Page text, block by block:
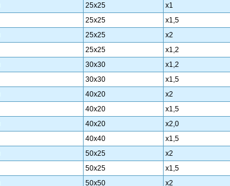
25х25 х1
25х25 х1,5
25х25 х2
25х25 х1,2
30х30 х1,2
30х30 х1,5
40х20 х2
40х20 х1,5
40х20 х2,0
40х40 х1,5
50х25 х2
50х25 х1,5
50х50 х2